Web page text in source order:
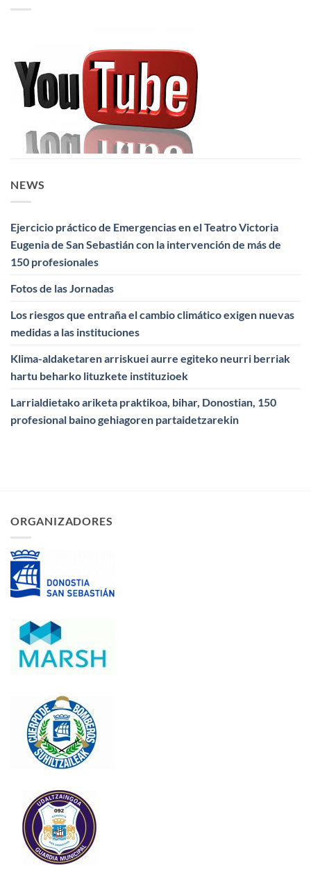
NEWS
Ejercicio práctico de Emergencias en el Teatro Victoria
Eugenia de San Sebastián con la intervención de más de
150 profesionales
Fotos de las Jornadas
Los riesgos que entraña el cambio climático exigen nuevas
medidas a las instituciones
Klima-aldaketaren arriskuei aurre egiteko neurri berriak
hartu beharko lituzkete instituzioek
Larrialdietako ariketa praktikoa, bihar, Donostian, 150
profesional baino gehiagoren partaidetzarekin
ORGANIZADORES